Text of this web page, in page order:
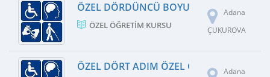
ÖZEL DÖRDÜNCÜ BOYUT ÖZEL
ÖZEL ÖĞRETIM KURSU
Adana
ÇUKUROVA
ÖZEL DÖRT ADIM ÖZEL ÖĞRETIM KURSU
Adana